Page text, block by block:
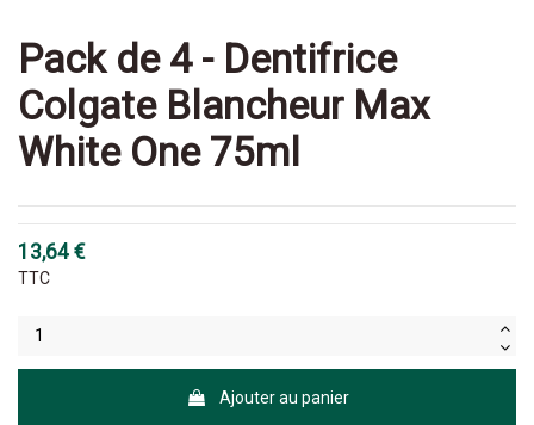
Pack de 4 - Dentifrice
Colgate Blancheur Max
White One 75ml
13,64 €
TTC
Ajouter au panier